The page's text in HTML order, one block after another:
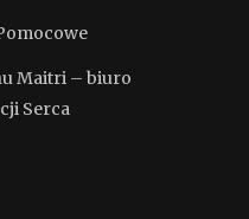
Maitri – biuro
Serca